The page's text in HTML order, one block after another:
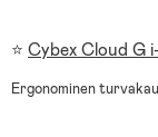
⭐ Cybex Cloud G
Ergonominen